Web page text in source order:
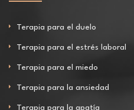
Terapia para el duelo
Terapia para el estrés laboral
Terapia para el miedo
Terapia para la ansiedad
Terapia para la apatía